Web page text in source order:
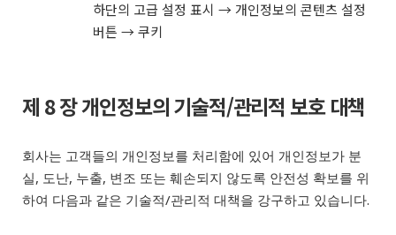
하단의 고급 설정 표시 → 개인정보의 콘텐츠 설정
버튼 → 쿠키
제 8 장 개인정보의 기술적/관리적 보호 대책
회사는 고객들의 개인정보를 처리함에 있어 개인정보가 분
실, 도난, 누출, 변조 또는 훼손되지 않도록 안전성 확보를 위
하여 다음과 같은 기술적/관리적 대책을 강구하고 있습니다.